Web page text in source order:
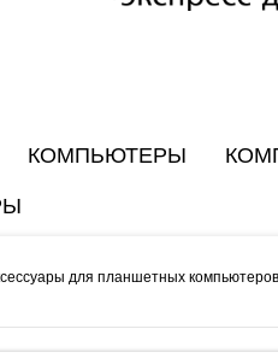
КОМПЬЮТЕРЫ
для планшетных компьютеров